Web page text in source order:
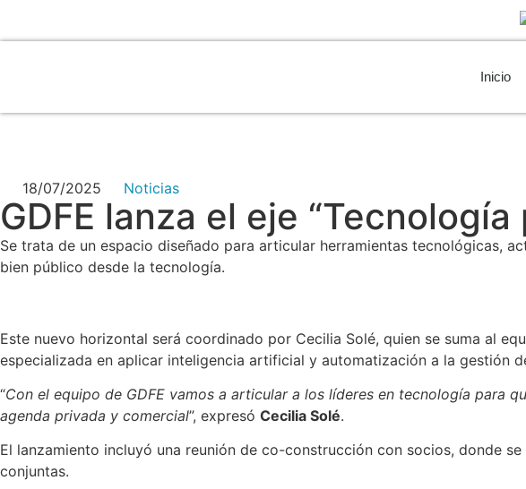
Inicio
18/07/2025 Noticias
GDFE lanza el eje
Se trata de un espacio diseñado para articular herramientas tecnológicas,
bien público desde la tecnología.
Este nuevo horizontal será coordinado por Cecilia Solé, quien se suma al
especializada en aplicar inteligencia artificial y automatización a la gestión
“Con el equipo de GDFE vamos a articular a los líderes en tecnología para
agenda privada y comercial”, expresó Cecilia Solé.
El lanzamiento incluyó una reunión de co-construcción con socios, donde
conjuntas.